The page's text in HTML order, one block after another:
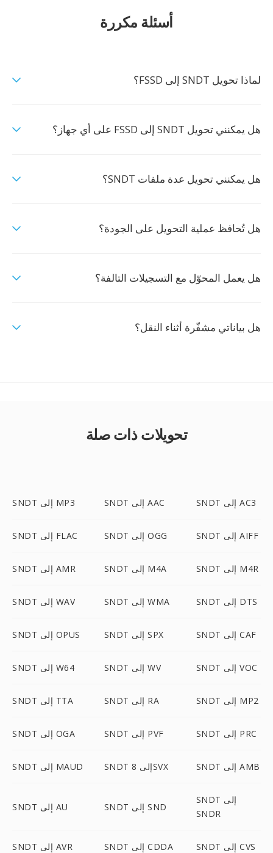
أسئلة مكررة
لماذا تحويل SNDT إلى FSSD؟
هل يمكنني تحويل SNDT إلى FSSD على أي جهاز؟
هل يمكنني تحويل عدة ملفات SNDT؟
هل تُحافظ عملية التحويل على الجودة؟
هل يعمل المحوّل مع التسجيلات التالفة؟
هل بياناتي مشفّرة أثناء النقل؟
تحويلات ذات صلة
SNDT إلى MP3 SNDT إلى AAC SNDT إلى AC3
SNDT إلى FLAC SNDT إلى OGG SNDT إلى AIFF
SNDT إلى AMR SNDT إلى M4A SNDT إلى M4R
SNDT إلى WAV SNDT إلى WMA SNDT إلى DTS
SNDT إلى OPUS SNDT إلى SPX SNDT إلى CAF
SNDT إلى W64 SNDT إلى WV SNDT إلى VOC
SNDT إلى TTA SNDT إلى RA SNDT إلى MP2
SNDT إلى OGA SNDT إلى PVF SNDT إلى PRC
SNDT إلى MAUD SNDT إلى 8SVX SNDT إلى AMB
SNDT إلى AU SNDT إلى SND
SNDT إلى
SNDR
SNDT إلى AVR SNDT إلى CDDA SNDT إلى CVS